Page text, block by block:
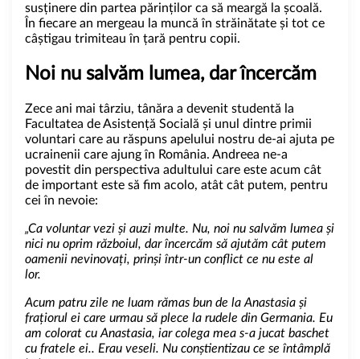
susținere din partea părinților ca să meargă la școală.
În fiecare an mergeau la muncă în străinătate și tot ce
câștigau trimiteau în țară pentru copii.
Noi nu salvăm lumea, dar încercăm
Zece ani mai târziu, tânăra a devenit studentă la
Facultatea de Asistență Socială și unul dintre primii
voluntari care au răspuns apelului nostru de-ai ajuta pe
ucrainenii care ajung în România. Andreea ne-a
povestit din perspectiva adultului care este acum cât
de important este să fim acolo, atât cât putem, pentru
cei în nevoie:
„Ca voluntar vezi și auzi multe. Nu, noi nu salvăm lumea și
nici nu oprim războiul, dar încercăm să ajutăm cât putem
oamenii nevinovați, prinși într-un conflict ce nu este al
lor.
Acum patru zile ne luam rămas bun de la Anastasia și
frațiorul ei care urmau să plece la rudele din Germania. Eu
am colorat cu Anastasia, iar colega mea s-a jucat baschet
cu fratele ei.. Erau veseli. Nu conștientizau ce se întâmplă